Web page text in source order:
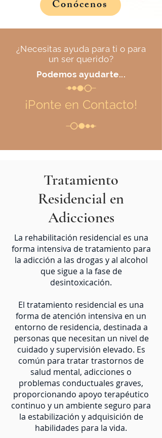
Conócenos
¿Necesitas ayuda para ti o para
un ser querido?
Podemos ayudarte...
¡Ponte en Contacto!
Tratamiento
Residencial en
Adicciones
La rehabilitación residencial es una
forma intensiva de tratamiento para
la adicción a las drogas y al alcohol
que sigue a la fase de
desintoxicación.
El tratamiento residencial es una
forma de atención intensiva en un
entorno de residencia, destinada a
personas que necesitan un nivel de
cuidado y supervisión elevado. Es
común para tratar trastornos de
salud mental, adicciones o
problemas conductuales graves,
proporcionando apoyo terapéutico
continuo y un ambiente seguro para
la estabilización y adquisición de
habilidades para la vida.